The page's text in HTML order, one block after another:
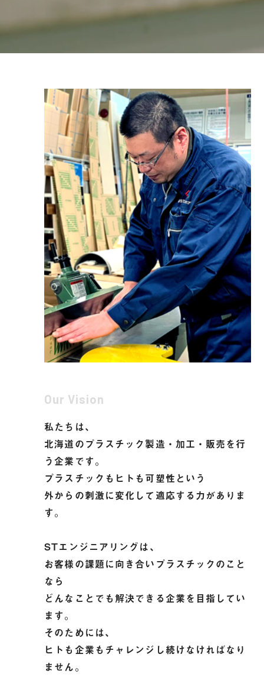
Our Vision
私たちは、
北海道のプラスチック製造・加工・販売を行
う企業です。
プラスチックもヒトも可塑性という
外からの刺激に変化して適応する力がありま
す。
STエンジニアリングは、
お客様の課題に向き合いプラスチックのこと
なら
どんなことでも解決できる企業を目指してい
ます。
そのためには、
ヒトも企業もチャレンジし続けなければなり
ません。